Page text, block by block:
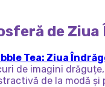
de
Tea: Ziua
de imagini
de la modă